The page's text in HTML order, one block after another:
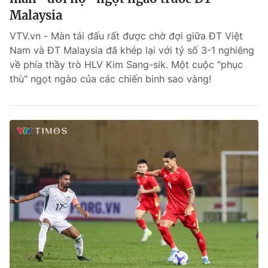
Malaysia
VTV.vn - Màn tái đấu rất được chờ đợi giữa ĐT Việt
Nam và ĐT Malaysia đã khép lại với tỷ số 3-1 nghiêng
về phía thầy trò HLV Kim Sang-sik. Một cuộc "phục
thù" ngọt ngào của các chiến binh sao vàng!